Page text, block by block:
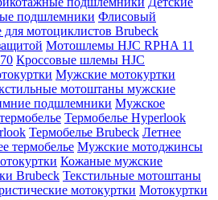
подшлемники Флисовый
для мотоциклистов Brubeck
Мотошлемы HJC RPHA 11
Кроссовые шлемы HJC
Мужские мотокуртки
мотоштаны мужские
подшлемники Мужское
Термобелье Hyperlook
Термобелье Brubeck Летнее
термобелье Мужские мотоджинсы
Кожаные мужские
Brubeck Текстильные мотоштаны
мотокуртки Мотокуртки